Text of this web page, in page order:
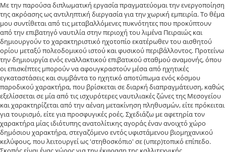
Με την παρούσα διπλωματική εργασία πραγματεύομαι την ενεργοποίηση
της ακρόασης ως αντιληπτική διεργασία για την χωρική εμπειρία. Το θέμα
μου συντίθεται από τις μεταβαλλόμενες πυκνότητες που προκύπτουν
από την επιβατηγό ναυτιλία στην περιοχή του λιμένα Πειραιώς και
δημιουργούν το χαρακτηριστικό ηχοτοπίο εκατέρωθεν του αισθητού
ορίου μεταξύ πολεοδομικού ιστού και φυσικού περιβάλλοντος. Προτείνω
την δημιουργία ενός εναλλακτικού επιβατικού σταθμού αναμονής, όπου
οι επισκέπτες μπορούν να αφουγκραστούν μέσα από ηχητικές
εγκαταστάσεις και συμβάντα το ηχητικό αποτύπωμα ενός κόσμου
παροδικού χαρακτήρα, που βρίσκεται σε διαρκή διαπραγμάτευση, καθώς
εξελίσσεται σε μία από τις ισχυρότερες ναυτιλιακές ζώνες της Μεσογείου
και χαρακτηρίζεται από την αέναη μετακίνηση πληθυσμών, είτε πρόκειται
για τουρισμό, είτε για προσφυγικές ροές. Σχεδιάζω με αφετηρία τον
χαρακτήρα μίας ιδιότυπης ανατολίτικης αγοράς έναν ανοιχτό χώρο
δημόσιου χαρακτήρα, στεγαζόμενο εντός υφιστάμενου βιομηχανικού
κελύφους, που λειτουργεί ως 'στηθοσκόπιο' σε (υπερ)τοπικό επίπεδο.